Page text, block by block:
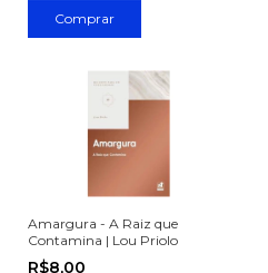
Amargura - A Raiz que
Contamina | Lou Priolo
R$8,00